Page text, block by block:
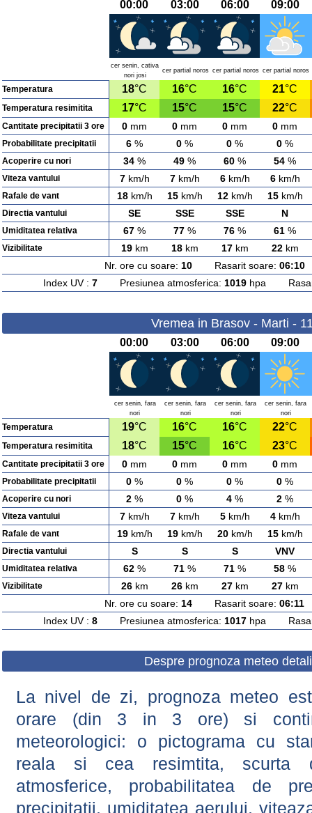
00:00 03:00 06:00 09:00
cer senin, cativa
nori josi
cer partial noros cer partial noros cer partial noros
Temperatura 18°C 16°C 16°C 21°C
Temperatura resimitita 17°C 15°C 15°C 22°C
Cantitate precipitatii 3 ore 0 mm 0 mm 0 mm 0 mm
Probabilitate precipitatii 6 % 0 % 0 % 0 %
Acoperire cu nori 34 % 49 % 60 % 54 %
Viteza vantului 7km/h 7km/h 6km/h 6km/h
Rafale de vant 18km/h 15km/h 12km/h 15km/h
Directia vantului SE SSE SSE N
Umiditatea relativa 67 % 77 % 76 % 61 %
Vizibilitate 19km 18km 17km 22km
Nr. ore cu soare: 10Rasarit soare: 06:10
Index UV : 7Presiunea atmosferica: 1019hpa
Vremea in Brasov - Marti -
00:00 03:00 06:00 09:00
cer senin, fara
nori
cer senin, fara
nori
cer senin, fara
nori
cer senin, fara
nori
Temperatura 19°C 16°C 16°C 22°C
Temperatura resimitita 18°C 15°C 16°C 23°C
Cantitate precipitatii 3 ore 0 mm 0 mm 0 mm 0 mm
Probabilitate precipitatii 0 % 0 % 0 % 0 %
Acoperire cu nori 2 % 0 % 4 % 2 %
Viteza vantului 7km/h 7km/h 5km/h 4km/h
Rafale de vant 19km/h 19km/h 20km/h 15km/h
Directia vantului S S S VNV
Umiditatea relativa 62 % 71 % 71 % 58 %
Vizibilitate 26km 26km 27km 27km
Nr. ore cu soare: 14 Rasarit soare: 06:11
Index UV : 8Presiunea atmosferica: 1017hpa
Despre prognoza meteo
La nivel de zi, prognoza meteo
orare (din 3 in 3 ore) si
meteorologici: o pictograma cu
reala si cea resimtita, scurta
atmosferice, probabilitatea de
precipitatii, umiditatea aerului,